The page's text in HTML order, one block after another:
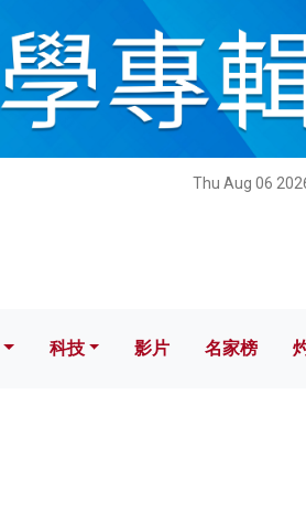
Thu Aug 06
科技 影片 名家榜
科技 影片 名家榜